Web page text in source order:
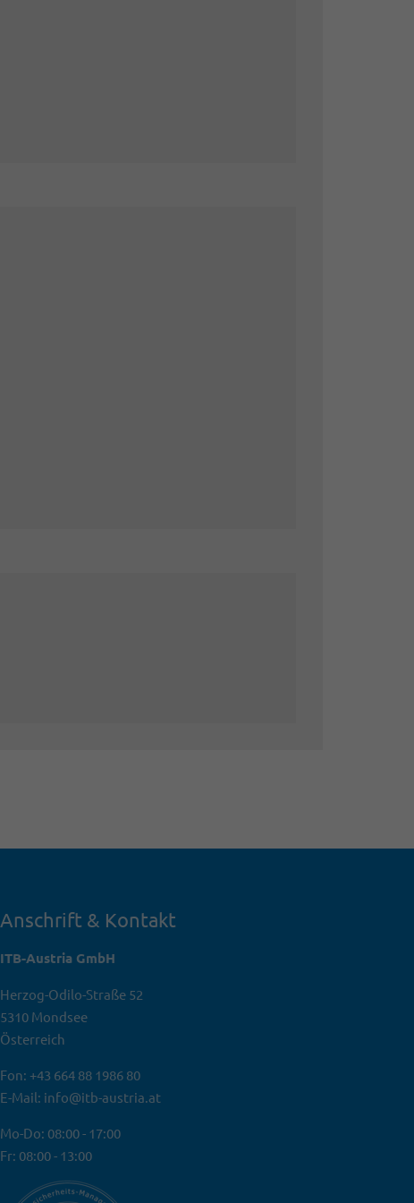
Anschrift & Kontakt
ITB-Austria GmbH
Herzog-Odilo-Straße 52
5310 Mondsee
Österreich
Fon: +43 664 88 1986 80
E-Mail: info@itb-austria.at
Mo-Do: 08:00 - 17:00
Fr: 08:00 - 13:00